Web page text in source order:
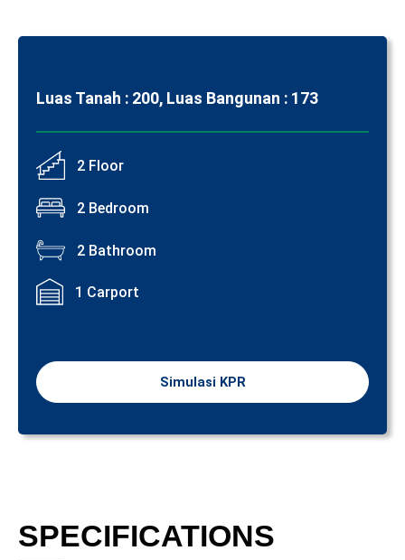
Luas Tanah : 200, Luas Bangunan : 173
2 Floor
2 Bedroom
2 Bathroom
1 Carport
Simulasi KPR
SPECIFICATIONS